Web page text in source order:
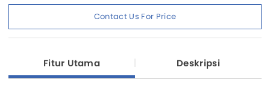
Contact Us For Price
Fitur Utama Deskripsi